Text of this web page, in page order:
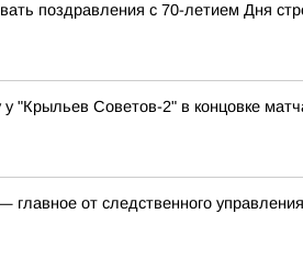
поздравления с 70-летием Дня
"Крыльев Советов-2" в концовке
от следственного управления